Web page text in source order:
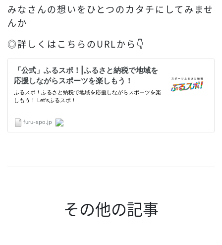
みなさんの想いをひとつのカタチにしてみませ
んか
◎詳しくはこちらのURLから👇
その他の記事